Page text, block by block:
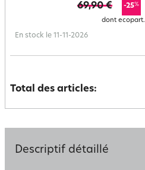
69,90 € -25%
dont ecopart.
En stock le 11-11-2026
Total des articles:
Descriptif détaillé